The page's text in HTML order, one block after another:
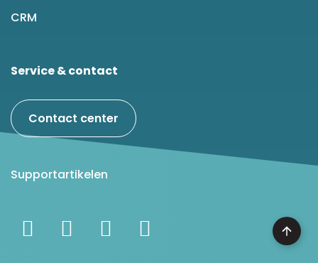
CRM
Service & contact
Contact center
Supportartikelen